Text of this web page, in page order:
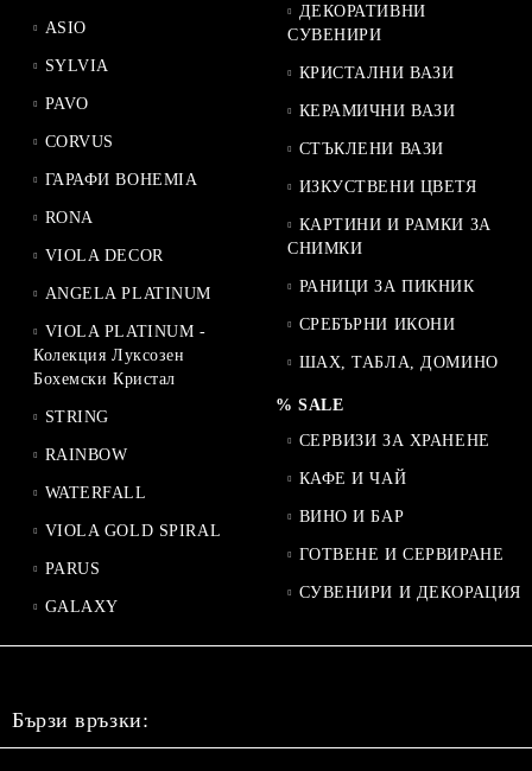
ASIO
SYLVIA
PAVO
CORVUS
ГАРАФИ BOHEMIA
RONA
VIOLA DECOR
ANGELA PLATINUM
VIOLA PLATINUM -
Колекция Луксозен
Бохемски Кристал
STRING
RAINBOW
WATERFALL
VIOLA GOLD SPIRAL
PARUS
GALAXY
ДЕКОРАТИВНИ
СУВЕНИРИ
КРИСТАЛНИ ВАЗИ
КЕРАМИЧНИ ВАЗИ
СТЪКЛЕНИ ВАЗИ
ИЗКУСТВЕНИ ЦВЕТЯ
КАРТИНИ И РАМКИ ЗА
СНИМКИ
РАНИЦИ ЗА ПИКНИК
СРЕБЪРНИ ИКОНИ
ШАХ, ТАБЛА, ДОМИНО
% SALE
СЕРВИЗИ ЗА ХРАНЕНЕ
КАФЕ И ЧАЙ
ВИНО И БАР
ГОТВЕНЕ И СЕРВИРАНЕ
СУВЕНИРИ И ДЕКОРАЦИЯ
Бързи връзки: